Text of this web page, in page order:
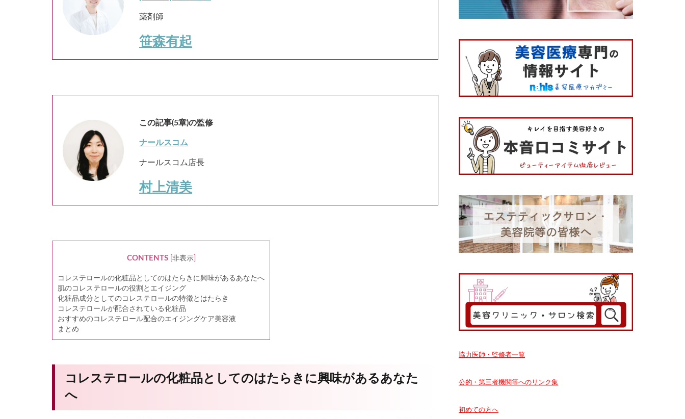
薬剤師
笹森有起
この記事(5章)の監修
ナールスコム
ナールスコム店長
村上清美
CONTENTS 非表示]
コレステロールの化粧品としてのはたらきに興味があるあなたへ
肌のコレステロールの役割とエイジング
化粧品成分としてのコレステロールの特徴とはたらき
コレステロールが配合されている化粧品
おすすめのコレステロール配合のエイジングケア美容液
まとめ
コレステロールの化粧品としてのはたらきに興味があるあなた
へ
協力医師・監修者一覧
公的・第三者機関等へのリンク集
初めての方へ